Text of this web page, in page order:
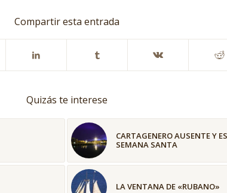
Compartir esta entrada
Quizás te interese
CARTAGENERO AUSENTE Y
SEMANA SANTA
LA VENTANA DE «RUBANO»